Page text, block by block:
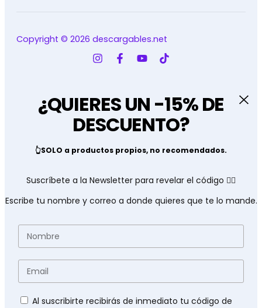
Copyright © 2026 descargables.net
¿QUIERES UN -15% DE
DESCUENTO?
👆SOLO a productos propios, no recomendados.
Suscríbete a la Newsletter para revelar el código 👇🏽
Escribe tu nombre y correo a donde quieres que te lo mande.
Nombre
Políticas
Al suscribirte recibirás de inmediato tu código de